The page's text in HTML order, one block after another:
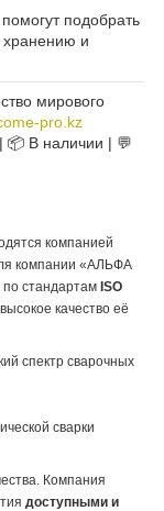
подобрать
и
мирового
pro.kz
📦 В наличии | 💬
компанией
компании «АЛЬФА
стандартам ISO
качество её
спектр сварочных
сварки
Компания
доступными и